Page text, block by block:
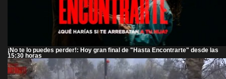
¡No te lo puedes perder!: Hoy gran final de "Hasta Encontrarte" desde las
15:30 horas